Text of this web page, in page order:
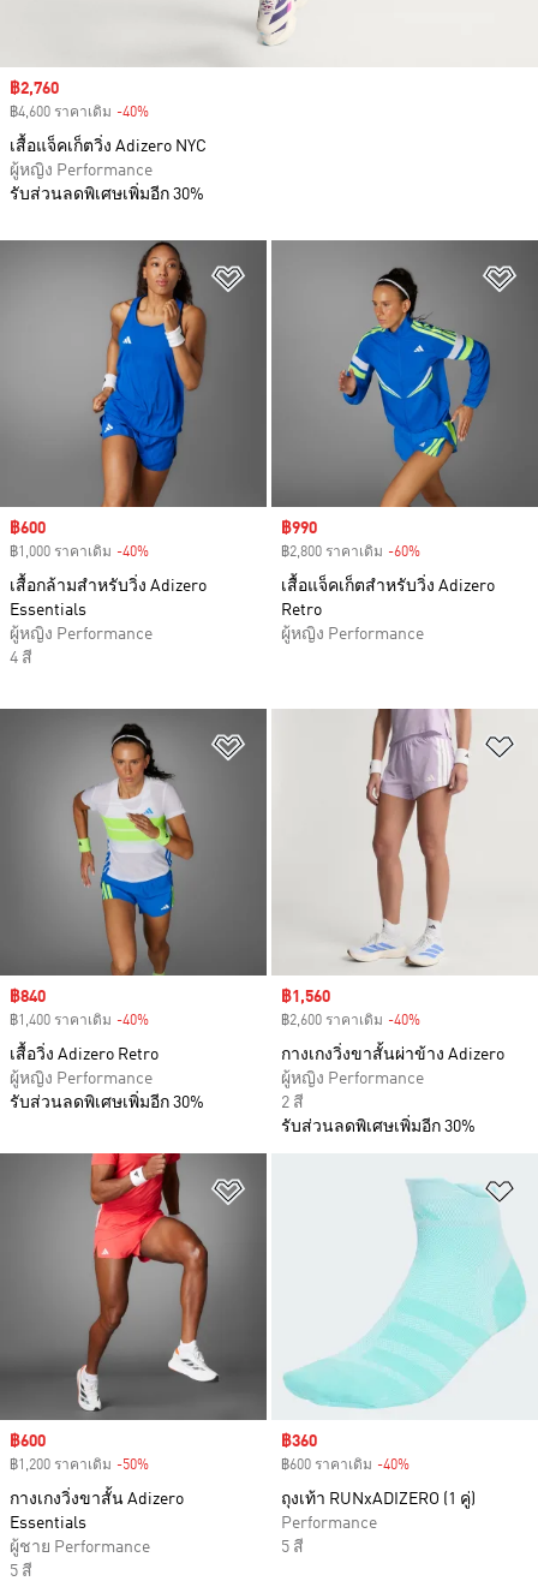
เพิ่มไปยังรายการสินค้าโปรด
Sale price
฿600
฿1,000 ราคาเดิม -40%
เสื้อกล้ามสำหรับวิ่ง Adizero
Essentials
ผู้หญิง Performance
4 สี
Sale price
฿990
฿2,800 ราคาเดิม -60%
เสื้อแจ็คเก็ตสำหรับวิ่ง Adizero
Retro
ผู้หญิง Performance
เพิ่มไปยังรายการสินค้าโปรด
Sale price
฿840
฿1,400 ราคาเดิม -40%
เสื้อวิ่ง Adizero Retro
ผู้หญิง Performance
รับส่วนลดพิเศษเพิ่มอีก 30%
Sale price
฿1,560
฿2,600 ราคาเดิม -40%
กางเกงวิ่งขาสั้นผ่าข้าง Adizero
ผู้หญิง Performance
2 สี
รับส่วนลดพิเศษเพิ่มอีก 30%
เพิ่มไปยังรายการสินค้าโปรด
Sale price
฿600
฿1,200 ราคาเดิม -50%
กางเกงวิ่งขาสั้น Adizero
Essentials
ผู้ชาย Performance
5 สี
Sale price
฿360
฿600 ราคาเดิม -40%
ถุงเท้า RUNxADIZERO (1 คู่)
Performance
5 สี
Sale price
฿2,760
฿4,600 ราคาเดิม -40%
เสื้อแจ็คเก็ตวิ่ง Adizero NYC
ผู้หญิง Performance
รับส่วนลดพิเศษเพิ่มอีก 30%